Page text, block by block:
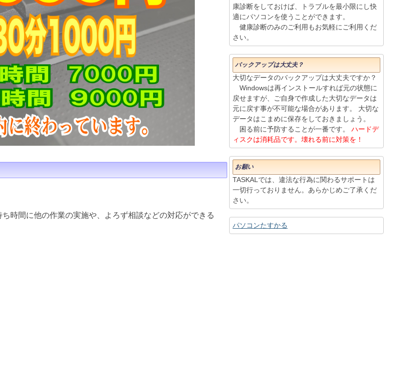
時間に他の作業の実施や、よろず相談などの対応ができる
康診断をしておけば、トラブルを最小限にし快
適にパソコンを使うことができます。
健康診断のみのご利用もお気軽にご利用くだ
さい。
バックアップは大丈夫？
大切なデータのバックアップは大丈夫ですか？
Windowsは再インストールすれば元の状態に
戻せますが、ご自身で作成した大切なデータは
元に戻す事が不可能な場合があります。 大切な
データはこまめに保存をしておきましょう。
困る前に予防することが一番です。 ハードデ
ィスクは消耗品です。壊れる前に対策を！
お願い
TASKALでは、違法な行為に関わるサポートは
一切行っておりません。あらかじめご了承くだ
さい。
パソコンたすかる